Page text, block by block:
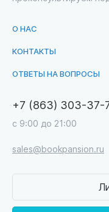
О НАС
КОНТАКТЫ
ОТВЕТЫ НА ВОПРОСЫ
+7 (863) 303-37-
с 9:00 до 21:00
sales@bookpansion.ru